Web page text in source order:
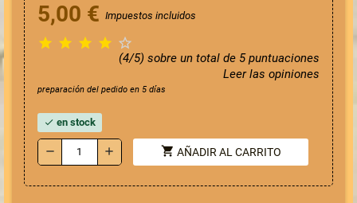
5,00 € Impuestos incluidos
    
(4/5) sobre un total de 5 puntuaciones
Leer las opiniones
preparación del pedido en 5 días
check en stock
remove add shopping_cart AÑADIR AL CARRITO